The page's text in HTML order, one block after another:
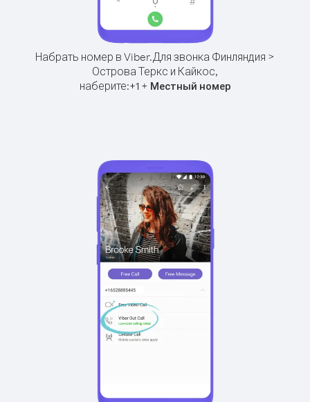
Набрать номер в Viber.Для звонка Финляндия >
Острова Теркс и Кайкос,
наберите:+1+ Местный номер